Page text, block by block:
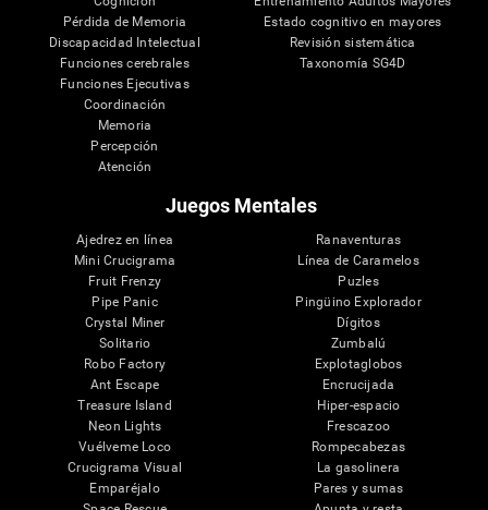
Pérdida de Memoria
Discapacidad Intelectual
Funciones cerebrales
Funciones Ejecutivas
Coordinación
Memoria
Percepción
Atención
Estado cognitivo en mayores
Revisión sistemática
Taxonomía SG4D
Juegos Mentales
Ajedrez en línea
Mini Crucigrama
Fruit Frenzy
Pipe Panic
Crystal Miner
Solitario
Robo Factory
Ant Escape
Treasure Island
Neon Lights
Vuélveme Loco
Crucigrama Visual
Emparéjalo
Ranaventuras
Línea de Caramelos
Puzles
Pingüino Explorador
Dígitos
Zumbalú
Explotaglobos
Encrucijada
Hiper-espacio
Frescazoo
Rompecabezas
La gasolinera
Pares y sumas